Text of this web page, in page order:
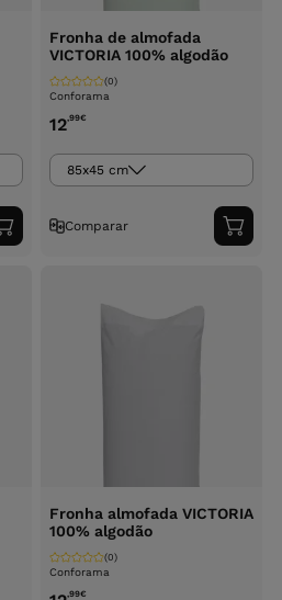
Adicionar
ao
Fronha de almofada
VICTORIA 100% algodão
Conforama
(0)
12,99€
85x45 cm
Comparar
ao
Fronha almofada VICTORIA
100% algodão
Conforama
(0)
,99€